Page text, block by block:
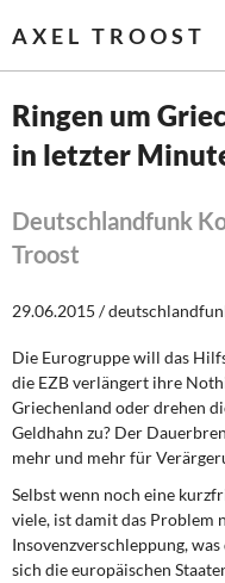
AXEL TROOST
Startseite
Themen
Steuer- und
Öffentliche
Eurokrise und
DIE LINKE
Ringen um
in letzter
Deutschlandfunk
Troost
29.06.2015 /
Die Eurogruppe will das
die EZB verlängert ihre
Griechenland oder drehen
Geldhahn zu? Der
mehr und mehr für
Selbst wenn noch eine
viele, ist damit das Problem
Insovenzverschleppung,
sich die europäischen